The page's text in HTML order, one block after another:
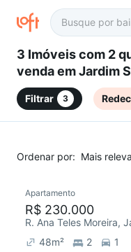
3 Imóveis com 2
venda em Jardim
Campinas, SP
Filtrar 3
Ordenar por: Mais
Redecorar
Apartamento
R$ 230.000
R. Ana Teles Moreira,
48m² 2
1